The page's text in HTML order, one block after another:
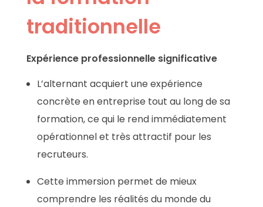
traditionnelle
Expérience professionnelle significative
L’alternant acquiert une expérience
concrète en entreprise tout au long de sa
formation, ce qui le rend immédiatement
opérationnel et très attractif pour les
recruteurs.
Cette immersion permet de mieux
comprendre les réalités du monde du